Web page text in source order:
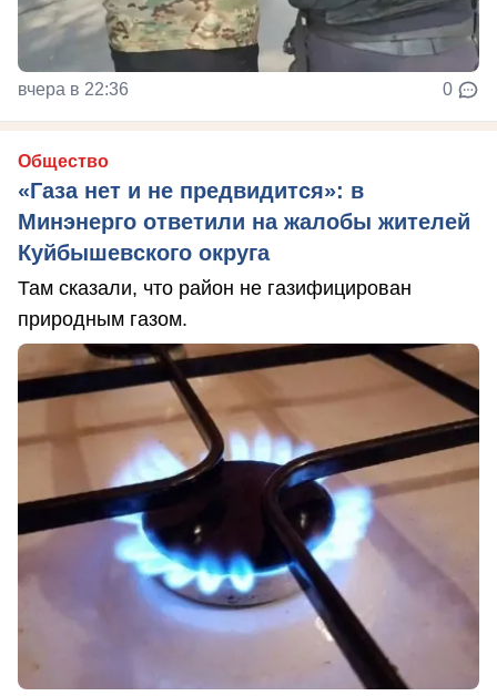
вчера в 22:36 0
Общество
«Газа нет и не предвидится»: в
Минэнерго ответили на жалобы жителей
Куйбышевского округа
Там сказали, что район не газифицирован
природным газом.